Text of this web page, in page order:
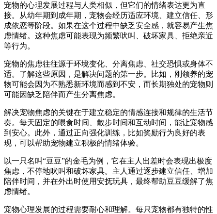
宠物的心理发展过程与人类相似，但它们的情绪表达更为直
接。从幼年期到成年期，宠物会经历适应环境、建立信任、形
成依恋等阶段。如果在这个过程中缺乏安全感，就容易产生焦
虑情绪。这种焦虑可能表现为频繁吠叫、破坏家具、拒绝亲近
等行为。
宠物的焦虑往往源于环境变化、分离焦虑、社交恐惧或身体不
适。了解这些原因，是解决问题的第一步。比如，刚领养的宠
物可能会因为不熟悉新环境而感到不安，而长期独处的宠物则
可能因缺乏陪伴而产生分离焦虑。
解决宠物焦虑的关键在于建立稳定的情感连接和规律的生活节
奏。每天固定的喂食时间、散步时间和互动时间，能让宠物感
到安心。此外，通过正向强化训练，比如奖励行为良好的表
现，可以帮助宠物建立积极的情绪体验。
以一只名叫“豆豆”的金毛为例，它在主人出差时会表现出极度
焦虑，不停地吠叫和破坏家具。主人通过逐步建立信任、增加
陪伴时间，并在外出时使用安抚玩具，最终帮助豆豆缓解了焦
虑情绪。
宠物心理发展的过程需要耐心和理解。每只宠物都有独特的性